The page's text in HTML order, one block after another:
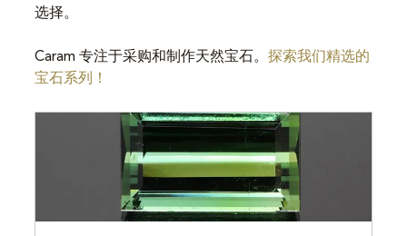
选择。
Caram 专注于采购和制作天然宝石。 探索我们精选的
宝石系列！